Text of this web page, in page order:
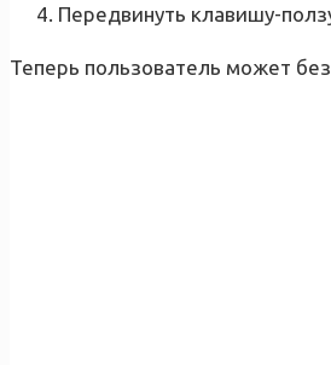
Передвинуть клавишу-
Теперь пользователь может